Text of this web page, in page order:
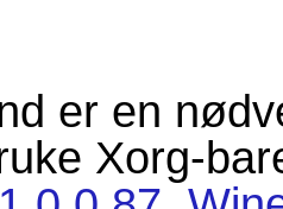
er en
Xorg-